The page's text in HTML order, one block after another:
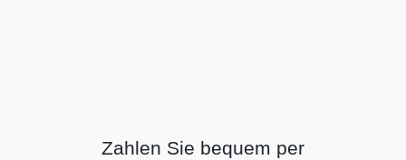
Zahlen Sie bequem per